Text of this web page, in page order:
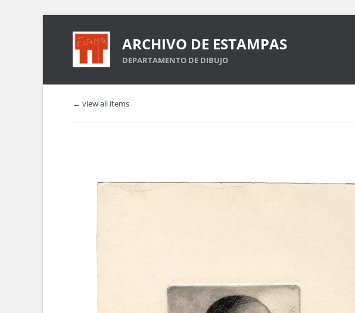
ARCHIVO DE ESTAMPAS
DEPARTAMENTO DE DIBUJO
← view all items